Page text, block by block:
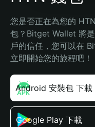
您是否正在為您的
包？Bitget Wallet 將
戶的信任，您可以在
立即開始您的旅程吧！
Android 安裝包 下載
Google Play 下載